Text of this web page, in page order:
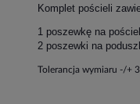
Komplet pościeli
1 poszewkę na
2 poszewki na
Tolerancja wymiaru -/+